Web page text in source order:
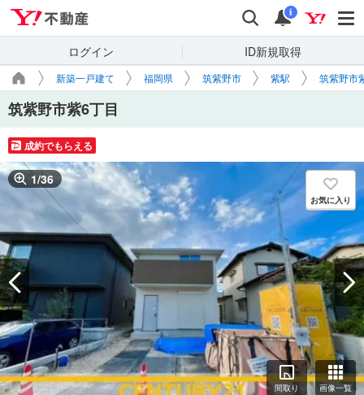
検索 通知
i
ログイン ID新規取得
新築一戸建て 福岡県 筑紫野市 紫駅 筑紫野市
筑紫野市紫6丁目
成約でもらえる
1/36
お気に入り
間取り 画像一覧